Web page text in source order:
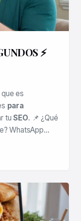
⚡
es
para
tuSEO. 📌 ¿Qué
WhatsApp…